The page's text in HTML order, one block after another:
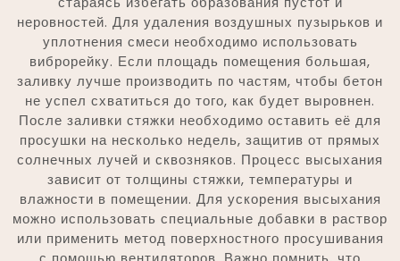
неровностей. Для удаления воздушных пузырьков и
уплотнения смеси необходимо использовать
виброрейку. Если площадь помещения большая,
заливку лучше производить по частям, чтобы бетон
не успел схватиться до того, как будет выровнен.
После заливки стяжки необходимо оставить её для
просушки на несколько недель, защитив от прямых
солнечных лучей и сквозняков. Процесс высыхания
зависит от толщины стяжки, температуры и
влажности в помещении. Для ускорения высыхания
можно использовать специальные добавки в раствор
или применить метод поверхностного просушивания